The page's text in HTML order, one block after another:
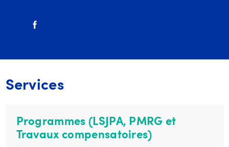
Services
Programmes (LSJPA, PMRG et
Travaux compensatoires)